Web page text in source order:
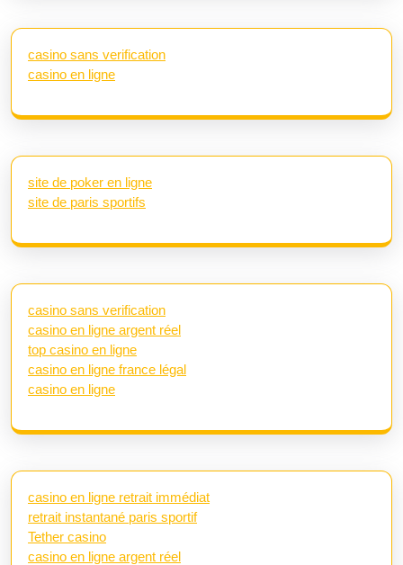
casino sans verification
casino en ligne
site de poker en ligne
site de paris sportifs
casino sans verification
casino en ligne argent réel
top casino en ligne
casino en ligne france légal
casino en ligne
casino en ligne retrait immédiat
retrait instantané paris sportif
Tether casino
casino en ligne argent réel